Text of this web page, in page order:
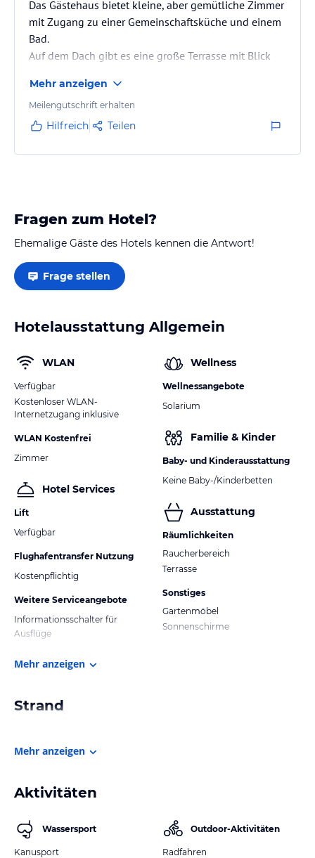
Das Gästehaus bietet kleine, aber gemütliche Zimmer
mit Zugang zu einer Gemeinschaftsküche und einem
Bad.
Auf dem Dach gibt es eine große Terrasse mit Blick
Ich empfehle Ihnen, auf dieser Terrasse alles zu
trinken.
Mehr anzeigen
Meilengutschrift erhalten
Hilfreich Teilen
Fragen zum Hotel?
Ehemalige Gäste des Hotels kennen die Antwort!
Frage stellen
Hotelausstattung Allgemein
WLAN
Verfügbar
Kostenloser WLAN-
Internetzugang inklusive
WLAN Kostenfrei
Zimmer
Hotel Services
Lift
Verfügbar
Flughafentransfer Nutzung
Kostenpflichtig
Weitere Serviceangebote
Informationsschalter für
Ausflüge
Wellness
Wellnessangebote
Solarium
Familie & Kinder
Baby- und Kinderausstattung
Keine Baby-/Kinderbetten
Ausstattung
Räumlichkeiten
Raucherbereich
Terrasse
Sonstiges
Gartenmöbel
Sonnenschirme
Mehr anzeigen
Strand
Mehr anzeigen
Aktivitäten
Wassersport
Kanusport
Outdoor-Aktivitäten
Radfahren